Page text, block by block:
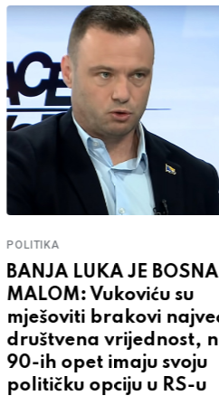
POLITIKA
BANJA LUKA JE
MALOM: Vukoviću su
mješoviti brakovi
društvena vrijednost,
90-ih opet imaju svoju
političku opciju u RS-u